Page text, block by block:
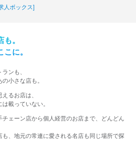
人ボックス]
。​
に。​
ンも、
小さな​店も。​
る​お店は、​
載っていない。​
ェーン店から個人経営のお店まで、どんどん
、地元の常連に愛される名店も同じ場所で探